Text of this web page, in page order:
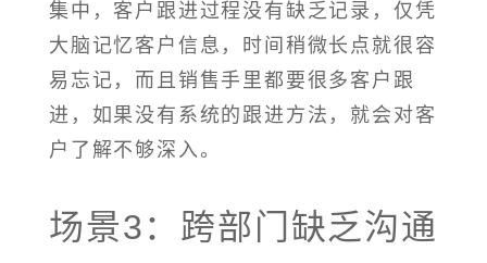
集中，客户跟进过程没有缺乏记录，仅凭
大脑记忆客户信息，时间稍微长点就很容
易忘记，而且销售手里都要很多客户跟
进，如果没有系统的跟进方法，就会对客
户了解不够深入。
场景3：跨部门缺乏沟通